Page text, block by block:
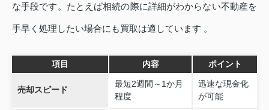
な手段です。たとえば相続の際に詳細がわからない不動産を
手早く処理したい場合にも買取は適しています 。
項目 内容 ポイント
売却スピード
最短2週間～1か月
程度
迅速な現金化
が可能